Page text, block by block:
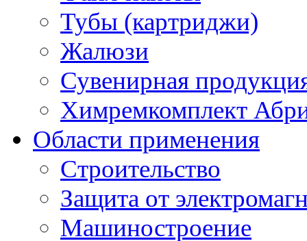
Тубы (картриджи)
Жалюзи
Сувенирная
Химремкомплект
Области применения
Строительство
Защита от
Машиностроение